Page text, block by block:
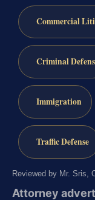
Commercial
Criminal
Immigration
Traffic Defense
Reviewed by Mr. Sris,
Attorney